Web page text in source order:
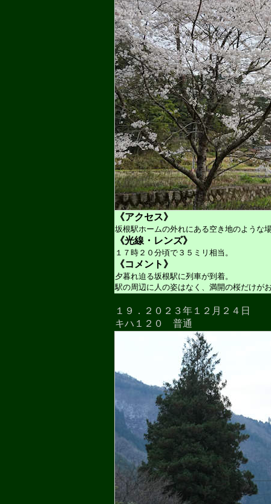
《アクセス》
坂根駅ホームの外れにある空き地のような
《光線・レンズ》
１７時２０分頃で３５ミリ相当。
《コメント》
夕暮れ迫る坂根駅に列車が到着。
駅の周辺に人の姿はなく、満開の桜だけが
１９．２０２３年１２月２４日
キハ１２０ 普通